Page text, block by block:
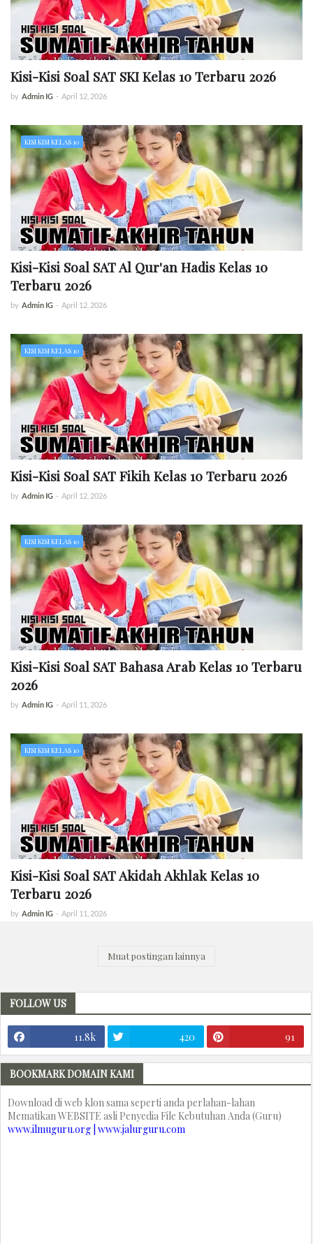
Kisi-Kisi Soal SAT SKI Kelas 10 Terbaru 2026
by Admin IG - April 12, 2026
KISI KISI KELAS 10
Kisi-Kisi Soal SAT Al Qur'an Hadis Kelas 10
Terbaru 2026
by Admin IG - April 12, 2026
KISI KISI KELAS 10
Kisi-Kisi Soal SAT Fikih Kelas 10 Terbaru 2026
by Admin IG - April 12, 2026
KISI KISI KELAS 10
Kisi-Kisi Soal SAT Bahasa Arab Kelas 10 Terbaru
2026
by Admin IG - April 11, 2026
KISI KISI KELAS 10
Kisi-Kisi Soal SAT Akidah Akhlak Kelas 10
Terbaru 2026
by Admin IG - April 11, 2026
Muat postingan lainnya
FOLLOW US
11.8k 420 91
BOOKMARK DOMAIN KAMI
Download di web klon sama seperti anda perlahan-lahan
Mematikan WEBSITE asli Penyedia File Kebutuhan Anda (Guru)
www.ilmuguru.org | www.jalurguru.com